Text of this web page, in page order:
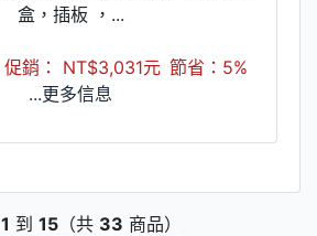
盒，插板 ，...
促銷： NT$3,031元 節省：5%
...更多信息
1 到 15（共 33 商品）